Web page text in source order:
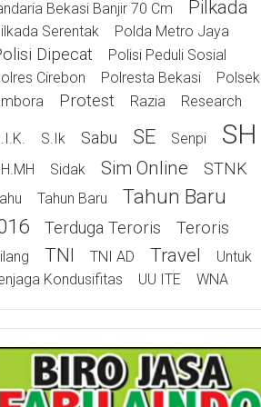
Bekasi Banjir 70 Cm
Pilkada
Serentak Polda Metro Jaya
Dipecat
Polisi Peduli Sosial
Cirebon
Polresta Bekasi
Polsek
Protest Razia Research
S.Ik Sabu SE Senpi SH
Sidak Sim Online STNK
Tahun Baru
Tahun Baru
Terduga Teroris Teroris
TNI TNI AD Travel
Untuk
Kondusifitas
UU ITE WNA